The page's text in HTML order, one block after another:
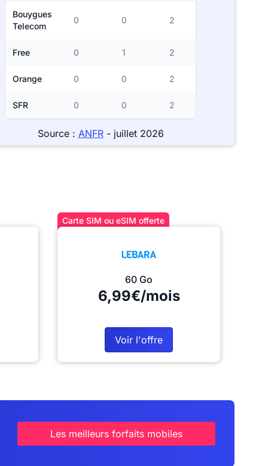
Bouygues
Telecom
0 0 2
Free 0 1 2
Orange 0 0 2
SFR 0 0 2
Source : ANFR- juillet 2026
Carte SIM ou eSIM offerte
60 Go
6,99€/mois
Voir l'offre
Les meilleurs forfaits mobiles